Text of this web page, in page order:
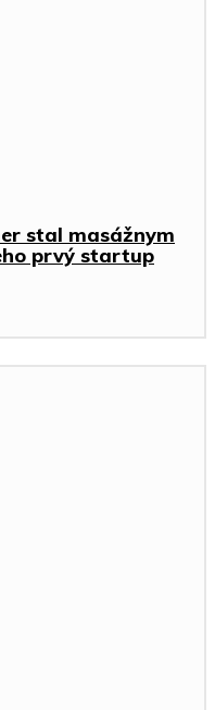
stal masážnym
prvý startup